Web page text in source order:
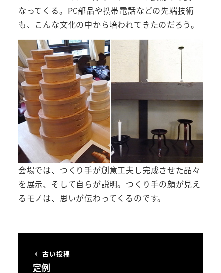
なってくる。PC部品や携帯電話などの先端技術
も、こんな文化の中から培われてきたのだろう。
会場では、つくり手が創意工夫し完成させた品々
を展示、そして自らが説明。つくり手の顔が見え
るモノは、思いが伝わってくるのです。
古い投稿
定例